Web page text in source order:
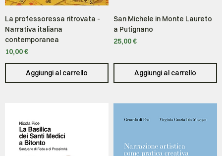
La professoressa ritrovata -
Narrativa italiana
contemporanea
Prezzo
10,00 €
Aggiungi al carrello
San Michele in Monte Laureto
a Putignano
Prezzo
25,00 €
Aggiungi al carrello